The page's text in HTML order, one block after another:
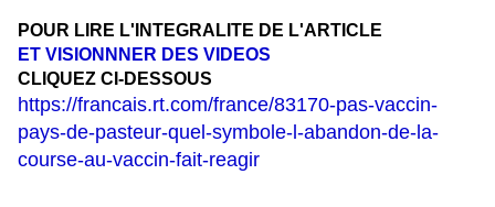
POUR LIRE L'INTEGRALITE DE L'ARTICLE
ET VISIONNNER DES VIDEOS
CLIQUEZ CI-DESSOUS
https://francais.rt.com/france/83170-pas-vaccin-
pays-de-pasteur-quel-symbole-l-abandon-de-la-
course-au-vaccin-fait-reagir